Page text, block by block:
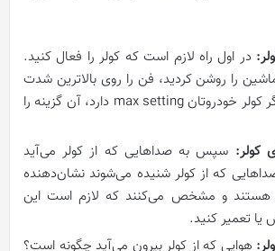
در اول راه لازم است که کولر را فعال کنید.
را روشن کردید، فن را روی بالاترین شدت
تنظیم کنید. اگر کولر خودروتان max setting دارد، آن گزینه را
کولر: سپس به صداهایی که از کولر می‌آید
که از کولر شنیده می‌شوند نشان‌دهنده
هستند و مشخص می‌کنند که لازم است این
یا تعمیر کنید.
هوایی که از کولر بیرون می‌آید چگونه است؟